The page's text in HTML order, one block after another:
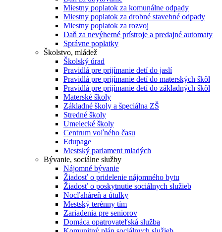
Miestny poplatok za komunálne odpady
Miestny poplatok za drobné stavebné odpady
Miestny poplatok za rozvoj
Daň za nevýherné prístroje a predajné automaty
Správne poplatky
Školstvo, mládež
Školský úrad
Pravidlá pre prijímanie detí do jaslí
Pravidlá pre prijímanie detí do materských škôl
Pravidlá pre prijímanie detí do základných škôl
Materské školy
Základné školy a špeciálna ZŠ
Stredné školy
Umelecké školy
Centrum voľného času
Edupage
Mestský parlament mladých
Bývanie, sociálne služby
Nájomné bývanie
Žiadosť o pridelenie nájomného bytu
Žiadosť o poskytnutie sociálnych služieb
Nocľaháreň a útulky
Mestský terénny tím
Zariadenia pre seniorov
Domáca opatrovateľská služba